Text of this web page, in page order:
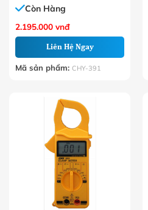
Còn Hàng
2.195.000 vnđ
Liên Hệ Ngay
Mã sản phẩm: CHY-391